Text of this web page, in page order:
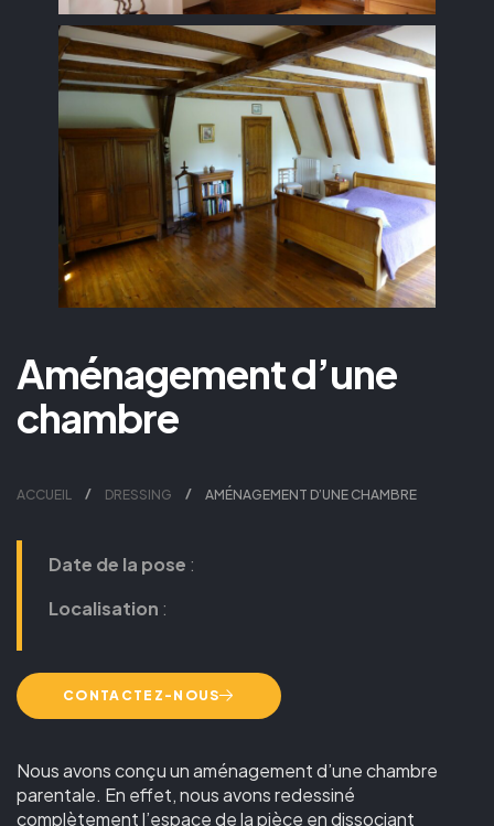
Aménagement d’une
chambre
ACCUEIL DRESSING AMÉNAGEMENT D’UNE CHAMBRE
Nous avons conçu un aménagement d’une chambre
parentale. En effet, nous avons redessiné
complètement l’espace de la pièce en dissociant
Date de la pose :
Localisation :
CONTACTEZ-NOUS